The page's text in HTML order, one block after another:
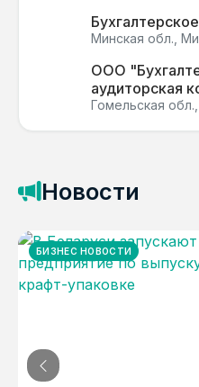
Минская обл.,
ООО
аудиторская
Гомельская
Новости
БИЗНЕС НОВОСТИ